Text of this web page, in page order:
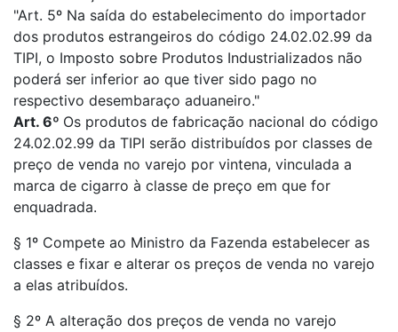
"Art. 5º Na saída do estabelecimento do importador
dos produtos estrangeiros do código 24.02.02.99 da
TIPI, o Imposto sobre Produtos Industrializados não
poderá ser inferior ao que tiver sido pago no
respectivo desembaraço aduaneiro."
Art. 6º Os produtos de fabricação nacional do código
24.02.02.99 da TIPI serão distribuídos por classes de
preço de venda no varejo por vintena, vinculada a
marca de cigarro à classe de preço em que for
enquadrada.
§ 1º Compete ao Ministro da Fazenda estabelecer as
classes e fixar e alterar os preços de venda no varejo
a elas atribuídos.
§ 2º A alteração dos preços de venda no varejo